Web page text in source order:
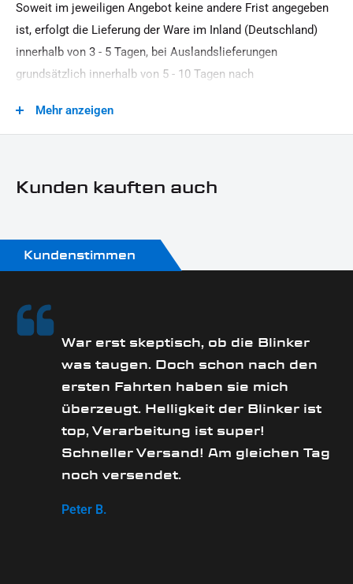
Universal Modellreihe
Motorradmarke:
Reflektor
Soweit im jeweiligen Angebot keine andere Frist angegeben
ist, erfolgt die Lieferung der Ware im Inland (Deutschland)
innerhalb von 3 - 5 Tagen, bei Auslandslieferungen
grundsätzlich innerhalb von 5 - 10 Tagen nach
Zeitpunkt Ihrer Zahlungsanweisung).Beachten Sie, dass an
Mehr anzeigen
Kunden kauften auch
Kundenstimmen
War erst skeptisch, ob die Blinker
was taugen. Doch schon nach den
ersten Fahrten haben sie mich
überzeugt. Helligkeit der Blinker ist
top, Verarbeitung ist super!
Schneller Versand! Am gleichen Tag
noch versendet.
Peter B.